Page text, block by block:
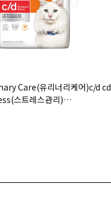
Care(유리너리케어)c/d cd
스트레스관리)
요로기계/결석관리-